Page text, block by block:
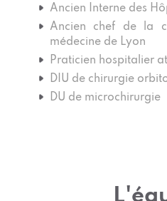
Ancien Interne des
Ancien chef de la
médecine de Lyon
Praticien hospitalier
DIU de chirurgie
DU de microchirurgie